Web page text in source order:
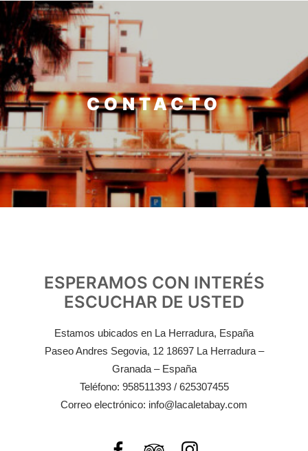
Inicio
Habitaciones y suites
Acerca de
Ubicación
Contacto
CONTACTO
ESPERAMOS CON INTERÉS
ESCUCHAR DE USTED
Estamos ubicados en La Herradura, España
Paseo Andres Segovia, 12 18697 La Herradura –
Granada – España
Teléfono: 958511393 / 625307455
Correo electrónico: info@lacaletabay.com